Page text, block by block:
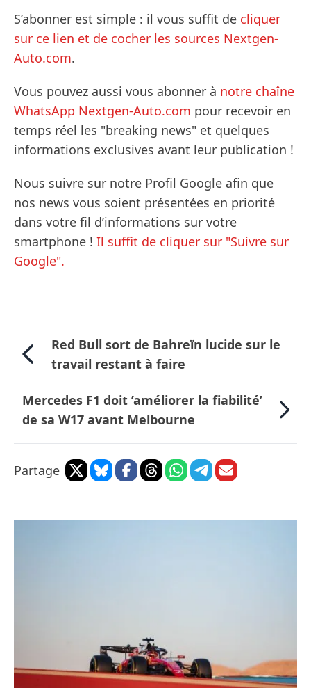
S’abonner est simple : il vous suffit de cliquer
sur ce lien et de cocher les sources Nextgen-
Auto.com.
Vous pouvez aussi vous abonner à notre chaîne
WhatsApp Nextgen-Auto.com pour recevoir en
temps réel les "breaking news" et quelques
informations exclusives avant leur publication !
Nous suivre sur notre Profil Google afin que
nos news vous soient présentées en priorité
dans votre fil d’informations sur votre
smartphone ! Il suffit de cliquer sur "Suivre sur
Google".
Red Bull sort de Bahreïn lucide sur le
travail restant à faire
Mercedes F1 doit ’améliorer la fiabilité’
de sa W17 avant Melbourne
Partage